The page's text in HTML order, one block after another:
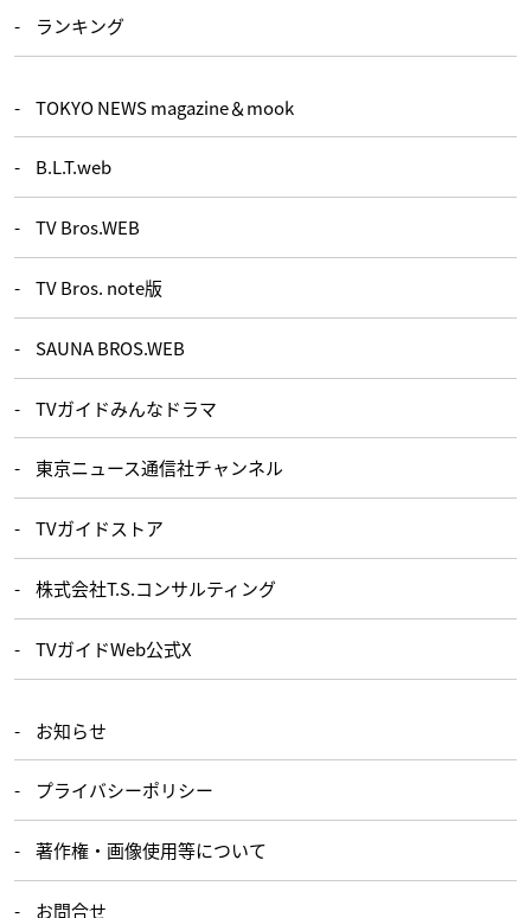
ランキング
TOKYO NEWS magazine＆mook
B.L.T.web
TV Bros.WEB
TV Bros. note版
SAUNA BROS.WEB
TVガイドみんなドラマ
東京ニュース通信社チャンネル
TVガイドストア
株式会社T.S.コンサルティング
TVガイドWeb公式X
お知らせ
プライバシーポリシー
著作権・画像使用等について
お問合せ